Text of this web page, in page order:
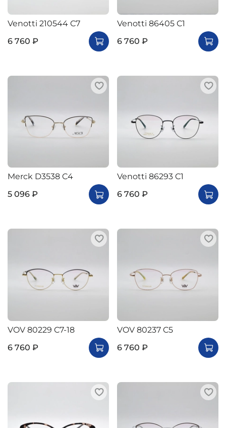
Venotti 210544 C7
6 760 ₽
Venotti 86405 C1
6 760 ₽
Merck D3538 C4
5 096 ₽
Venotti 86293 C1
6 760 ₽
VOV 80229 C7-18
6 760 ₽
VOV 80237 C5
6 760 ₽